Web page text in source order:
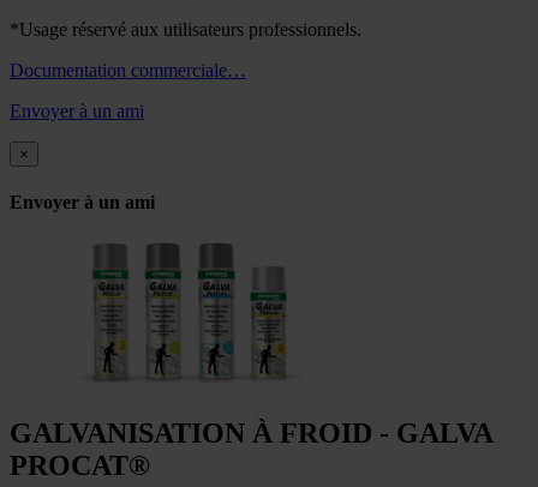
*Usage réservé aux utilisateurs professionnels.
Documentation commerciale…
Envoyer à un ami
×
Envoyer à un ami
GALVANISATION À FROID - GALVA
PROCAT®